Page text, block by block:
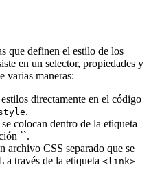
que definen el estilo de los
en un selector, propiedades y
varias maneras:
directamente en el código
.
colocan dentro de la etiqueta
``.
archivo CSS separado que se
través de la etiqueta <link>